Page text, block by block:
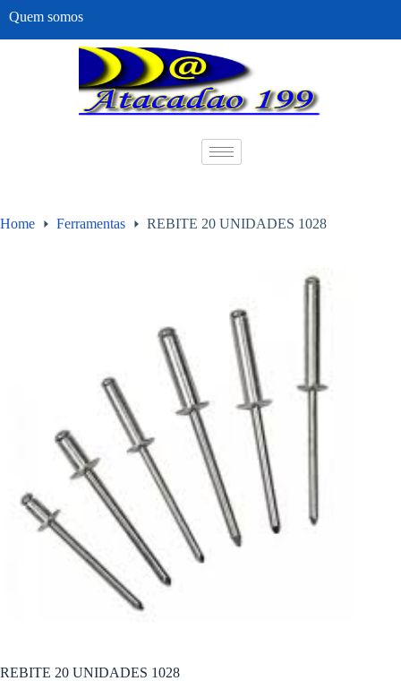
Quem somos
Home Ferramentas REBITE 20 UNIDADES 1028
REBITE 20 UNIDADES 1028